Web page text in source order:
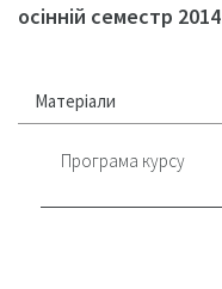
осінній семестр 2014
Матеріали
Програма курсу